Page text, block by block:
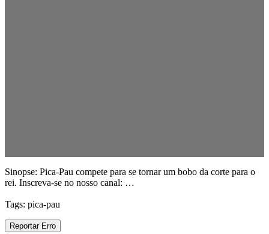
Sinopse: Pica-Pau compete para se tornar um bobo da corte para o
rei. Inscreva-se no nosso canal: …
Tags: pica-pau
Reportar Erro